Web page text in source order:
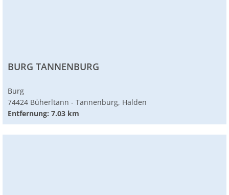
BURG TANNENBURG
Burg
74424 Büherltann - Tannenburg, Halden
Entfernung: 7.03 km